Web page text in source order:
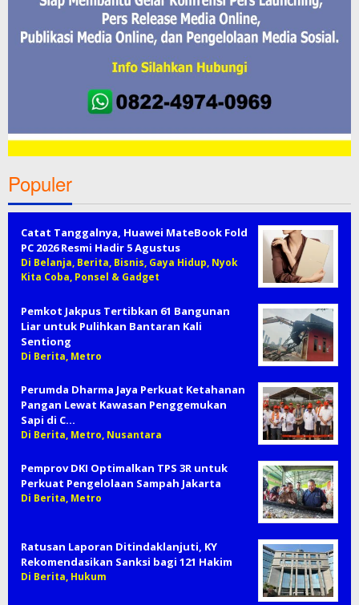
Populer
Catat Tanggalnya, Huawei MateBook Fold
PC 2026 Resmi Hadir 5 Agustus
Di Belanja, Berita, Bisnis, Gaya Hidup, Nyok
Kita Coba, Ponsel & Gadget
Pemkot Jakpus Tertibkan 61 Bangunan
Liar untuk Pulihkan Bantaran Kali
Sentiong
Di Berita, Metro
Perumda Dharma Jaya Perkuat Ketahanan
Pangan Lewat Kawasan Penggemukan
Sapi di C…
Di Berita, Metro, Nusantara
Pemprov DKI Optimalkan TPS 3R untuk
Perkuat Pengelolaan Sampah Jakarta
Di Berita, Metro
Ratusan Laporan Ditindaklanjuti, KY
Rekomendasikan Sanksi bagi 121 Hakim
Di Berita, Hukum